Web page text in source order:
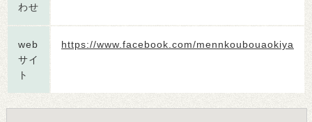
わせ
web
サイ
ト
https://www.facebook.com/mennkoubouaokiya